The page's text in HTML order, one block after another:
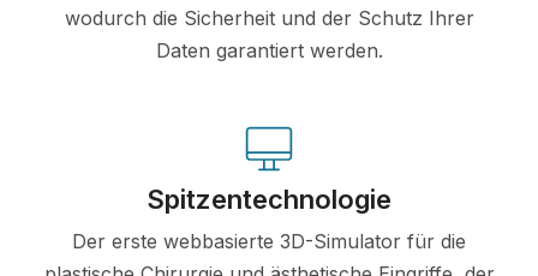
wodurch die Sicherheit und der Schutz Ihrer
Daten garantiert werden.
Spitzentechnologie
Der erste webbasierte 3D-Simulator für die